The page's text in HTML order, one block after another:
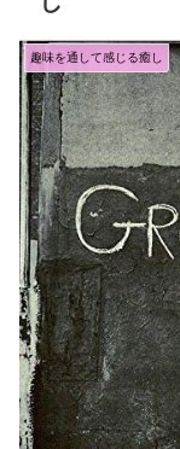
趣味を通して感じる癒し